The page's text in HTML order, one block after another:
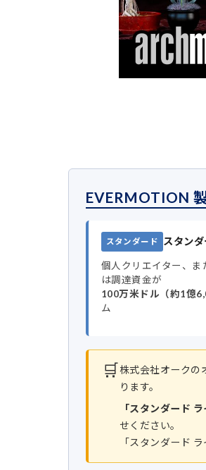
EVERMOTION
スタンダード スタン
個人クリエイター、ま
は調達資金が
100万米ドル（約1億
ム
🛒株式会社オークの
ります。
「スタンダード ラ
せください。
「スタンダード